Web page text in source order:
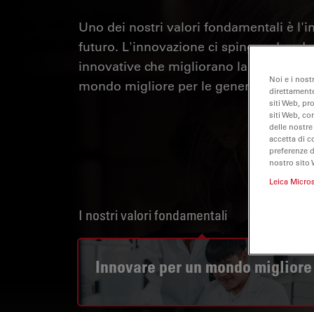
Uno dei nostri valori fondamentali è
futuro. L'innovazione ci spinge ad
innovative che migliorano la qualità
mondo migliore per le generazioni
I nostri valori fondamentali
Innovare per un mondo migliore
Noi e i
siti Web,
siti Web,
delle
accetta di
preferenze
nostro sito
Leica